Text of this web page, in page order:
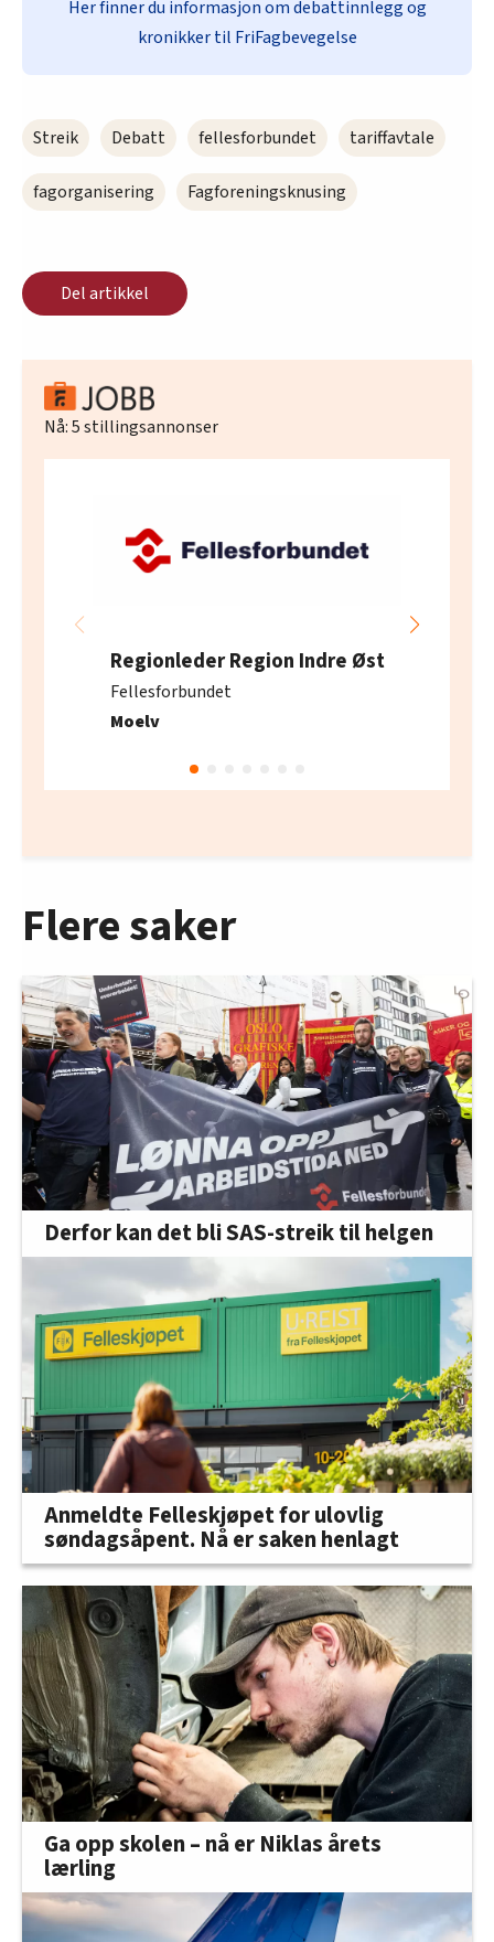
oversikten lengre ned på denne siden.
Her finner du informasjon om debattinnlegg og
kronikker til FriFagbevegelse
Streik Debatt fellesforbundet tariffavtale
fagorganisering Fagforeningsknusing
Del artikkel
Nå:5stillingsannonser
Regionleder Region Indre Øst
Fellesforbundet
Moelv
Flere saker
Derfor kan det bli SAS-streik til helgen
Anmeldte Felleskjøpet for ulovlig
søndagsåpent. Nå er saken henlagt
Ga opp skolen – nå er Niklas årets
lærling